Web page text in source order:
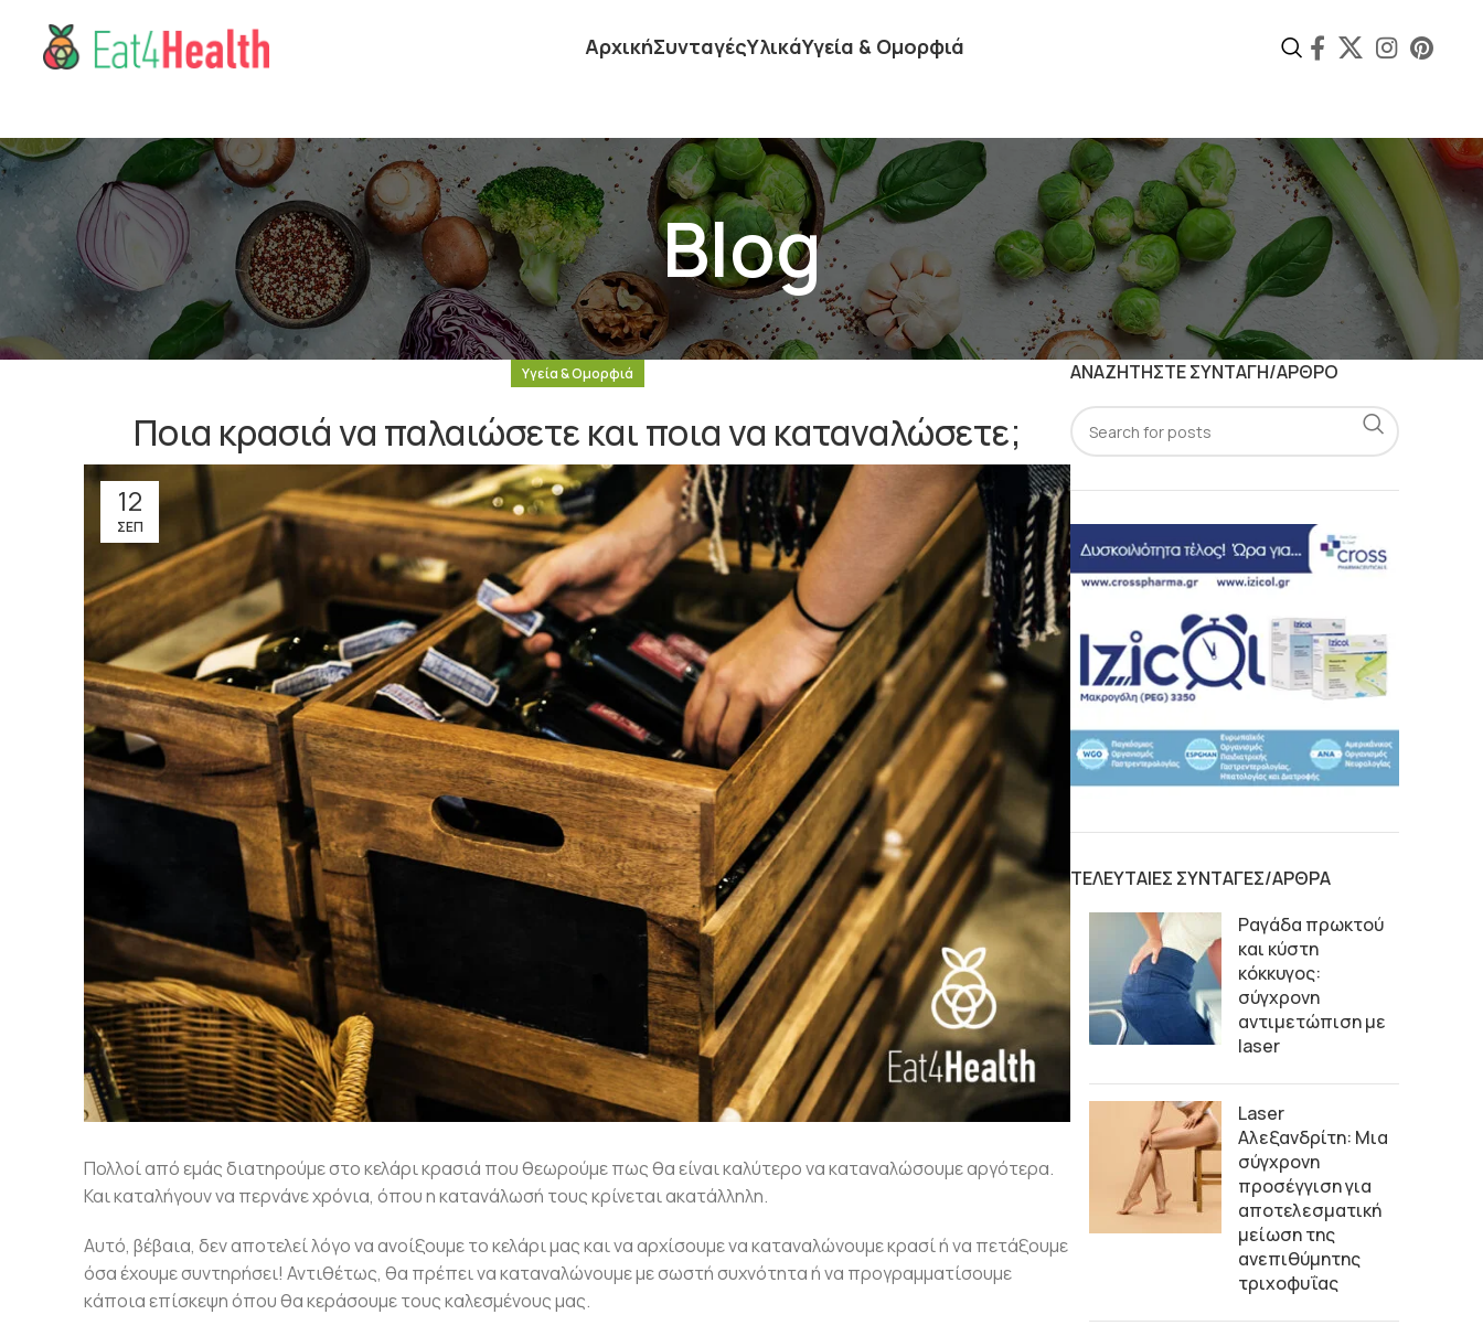
ΑρχικήΣυνταγέςΥλικάΥγεία & Ομορφιά
Blog
Υγεία & Ομορφιά
Ποια κρασιά να παλαιώσετε και ποια να καταναλώσετε;
12
ΣΕΠ
Πολλοί από εμάς διατηρούμε στο κελάρι κρασιά που θεωρούμε πως θα είναι καλύτερο να καταναλώσουμε αργότερα.
Και καταλήγουν να περνάνε χρόνια, όπου η κατανάλωσή τους κρίνεται ακατάλληλη.
Αυτό, βέβαια, δεν αποτελεί λόγο να ανοίξουμε το κελάρι μας και να αρχίσουμε να καταναλώνουμε κρασί ή να πετάξουμε
όσα έχουμε συντηρήσει! Αντιθέτως, θα πρέπει να καταναλώνουμε με σωστή συχνότητα ή να προγραμματίσουμε
κάποια επίσκεψη όπου θα κεράσουμε τους καλεσμένους μας.
ΑΝΑΖΗΤΗΣΤΕ ΣΥΝΤΑΓΗ/ΑΡΘΡΟ
ΤΕΛΕΥΤΑΙΕΣ ΣΥΝΤΑΓΕΣ/ΑΡΘΡΑ
Ραγάδα πρωκτού
και κύστη
κόκκυγος:
σύγχρονη
αντιμετώπιση με
laser
Laser
Αλεξανδρίτη: Μια
σύγχρονη
προσέγγιση για
αποτελεσματική
μείωση της
ανεπιθύμητης
τριχοφυΐας